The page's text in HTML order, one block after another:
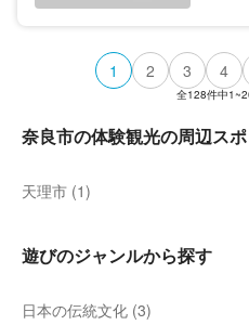
1 2 3 4
全128件中
奈良市の体験観光の周辺ス
天理市 (1)
遊びのジャンルから探す
日本の伝統文化 (3)